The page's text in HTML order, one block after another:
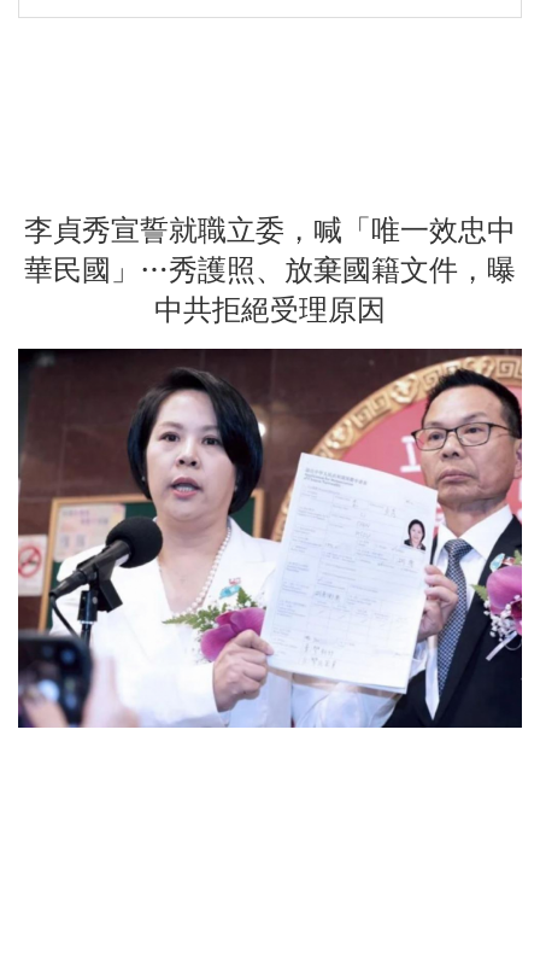
李貞秀宣誓就職立委，喊「唯一效忠中
華民國」…秀護照、放棄國籍文件，曝
中共拒絕受理原因